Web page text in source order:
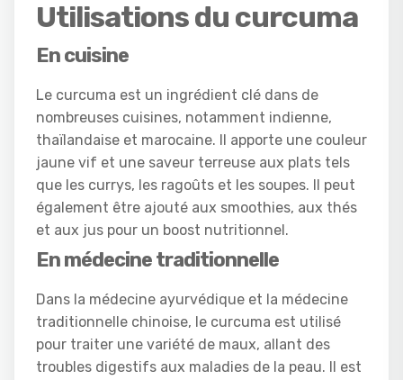
Utilisations du curcuma
En cuisine
Le curcuma est un ingrédient clé dans de
nombreuses cuisines, notamment indienne,
thaïlandaise et marocaine. Il apporte une couleur
jaune vif et une saveur terreuse aux plats tels
que les currys, les ragoûts et les soupes. Il peut
également être ajouté aux smoothies, aux thés
et aux jus pour un boost nutritionnel.
En médecine traditionnelle
Dans la médecine ayurvédique et la médecine
traditionnelle chinoise, le curcuma est utilisé
pour traiter une variété de maux, allant des
troubles digestifs aux maladies de la peau. Il est